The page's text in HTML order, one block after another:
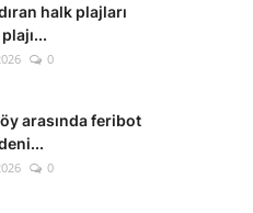
halk plajları
0
arasında feribot
0